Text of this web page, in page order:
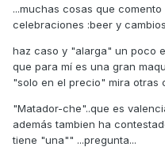
...muchas cosas que
celebraciones :beer y
haz caso y "alarga" un poco
que para mí es una gran
"solo en el precio" mira otras
"Matador-che"..que es
además tambien ha
tiene "una"" ...pregunta...